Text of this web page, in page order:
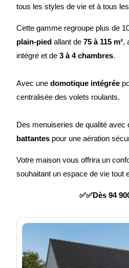
tous les styles de vie et à tous
Cette gamme regroupe plus de
plain-pied allant de 75 à 115 m²,
intégré et de 3 à 4 chambres.
Avec une domotique intégrée
centralisée des volets roulants.
Des menuiseries de qualité avec
battantes pour une aération
Votre maison vous offrira un
souhaitant un espace de vie tout
✅✅Dès 94